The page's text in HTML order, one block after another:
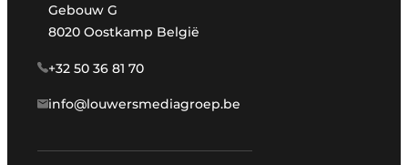
Gebouw G
8020 Oostkamp België
+32 50 36 81 70
info@louwersmediagroep.be